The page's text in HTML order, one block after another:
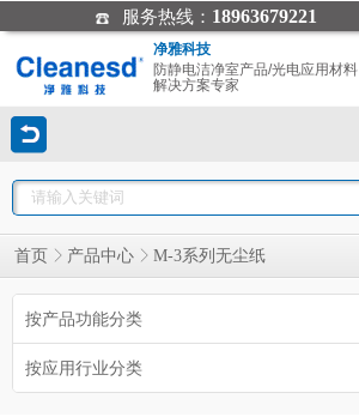
服务热线： 18963679221
净雅科技
防静电洁净室产品/光电应用材料
解决方案专家
首页 产品中心 M-3系列无尘纸
按产品功能分类
按应用行业分类